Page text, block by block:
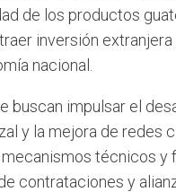
de los productos
inversión
nacional.
impulsar el
y la mejora de redes
técnicos y
contrataciones y